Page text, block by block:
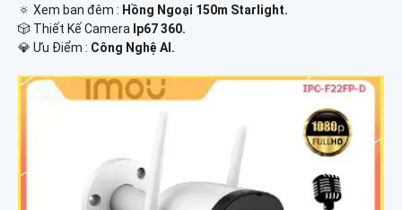
🔅 Xem ban đêm : Hồng Ngoại 150m Starlight.
🎲 Thiết Kế Camera Ip67 360.
️💎 Ưu Điểm : Công Nghệ AI.